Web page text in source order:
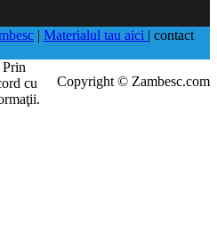
| Materialul tau aici | contact
Copyright © Zambesc.com
cu